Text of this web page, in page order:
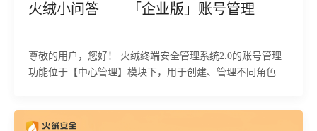
火绒小问答——「企业版」账号管理
尊敬的用户，您好！ 火绒终端安全管理系统2.0的账号管理
功能位于【中心管理】模块下，用于创建、管理不同角色的